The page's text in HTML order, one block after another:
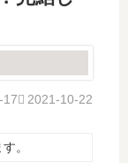
2021-10-22
17
。